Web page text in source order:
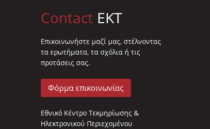
Contact EKT
Επικοινωνήστε μαζί μας, στέλνοντας
τα ερωτήματα, τα σχόλια ή τις
προτάσεις σας.
Φόρμα επικοινωνίας
Εθνικό Κέντρο Τεκμηρίωσης &
Ηλεκτρονικού Περιεχομένου